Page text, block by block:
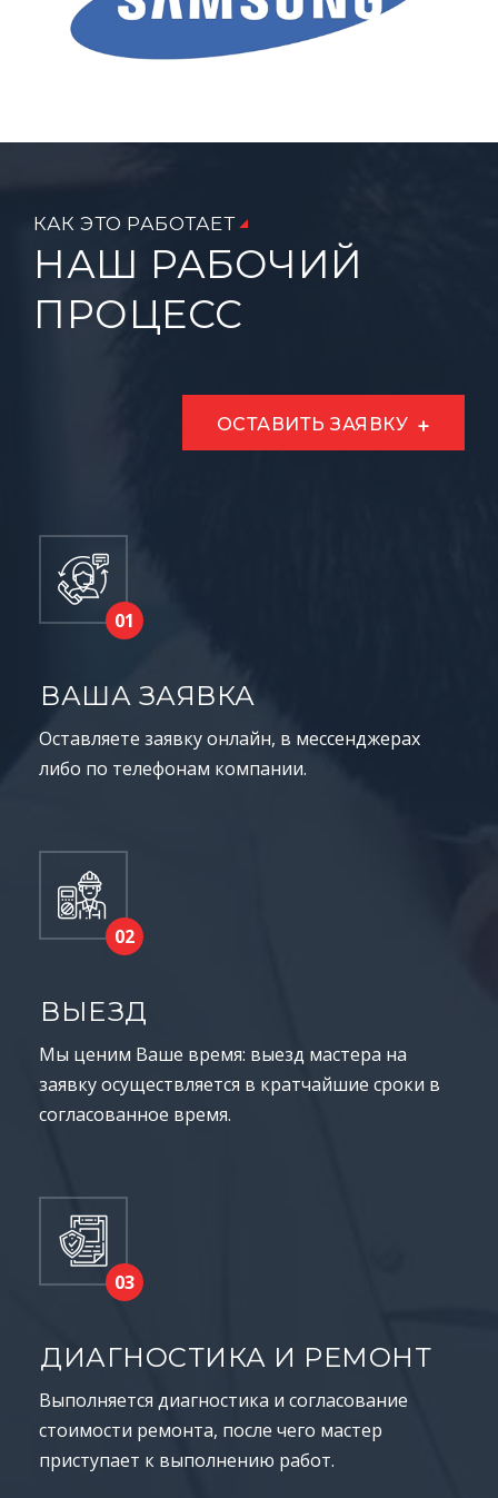
КАК ЭТО РАБОТАЕТ
НАШ РАБОЧИЙ
ПРОЦЕСС
ОСТАВИТЬ ЗАЯВКУ
ВАША ЗАЯВКА
Оставляете заявку онлайн, в мессенджерах
либо по телефонам компании.
ВЫЕЗД
Мы ценим Ваше время: выезд мастера на
заявку осуществляется в кратчайшие сроки в
согласованное время.
ДИАГНОСТИКА И РЕМОНТ
Выполняется диагностика и согласование
стоимости ремонта, после чего мастер
приступает к выполнению работ.